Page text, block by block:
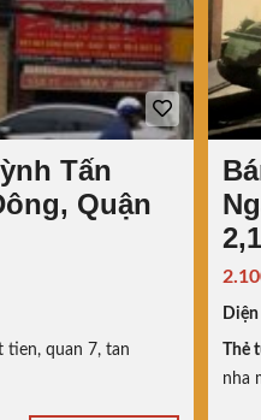
Tấn
Quận
tien, quan 7, tan
Thẻ
nha